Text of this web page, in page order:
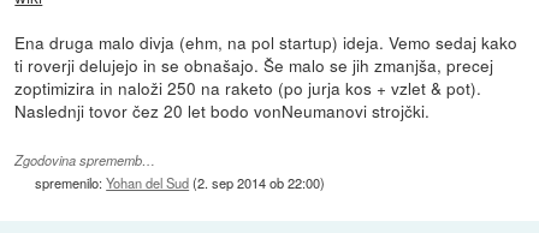
Ena druga malo divja (ehm, na pol startup) ideja. Vemo sedaj kako
ti roverji delujejo in se obnašajo. Še malo se jih zmanjša, precej
zoptimizira in naloži 250 na raketo (po jurja kos + vzlet & pot).
Naslednji tovor čez 20 let bodo vonNeumanovi strojčki.
Zgodovina sprememb…
spremenilo:Yohan del Sud(2. sep 2014 ob 22:00)